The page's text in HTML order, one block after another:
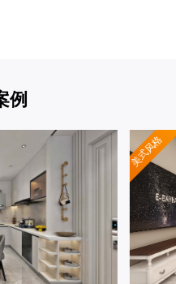
例
美式风格